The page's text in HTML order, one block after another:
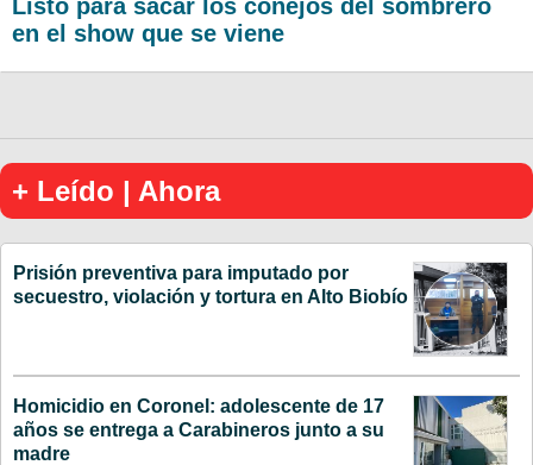
Listo para sacar los conejos del sombrero
en el show que se viene
+ Leído | Ahora
Prisión preventiva para imputado por
secuestro, violación y tortura en Alto Biobío
Homicidio en Coronel: adolescente de 17
años se entrega a Carabineros junto a su
madre